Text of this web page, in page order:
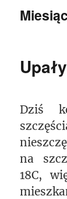
Upały
Dziś
na
18C,